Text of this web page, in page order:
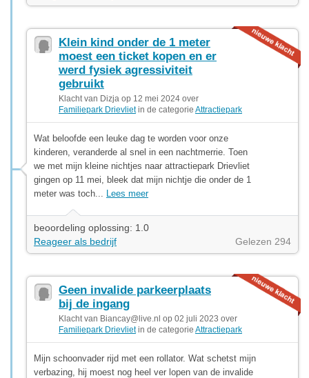
Klein kind onder de 1 meter
moest een ticket kopen en er
werd fysiek agressiviteit
gebruikt
Klacht van Dizja op 12 mei 2024 over
Familiepark Drievlietin de categorie Attractiepark
Wat beloofde een leuke dag te worden voor onze
kinderen, veranderde al snel in een nachtmerrie. Toen
we met mijn kleine nichtjes naar attractiepark Drievliet
gingen op 11 mei, bleek dat mijn nichtje die onder de 1
meter was toch... Lees meer
beoordeling oplossing: 1.0
Reageer als bedrijf
Gelezen 294
Geen invalide parkeerplaats
bij de ingang
Klacht van Biancay@live.nl op 02 juli 2023 over
Familiepark Drievlietin de categorie Attractiepark
Mijn schoonvader rijd met een rollator. Wat schetst mijn
verbazing, hij moest nog heel ver lopen van de invalide